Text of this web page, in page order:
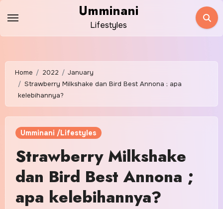
content
Umminani
Lifestyles
Home 2022
January
Strawberry Milkshake dan Bird Best Annona ; apa
kelebihannya?
Umminani /Lifestyles
Strawberry Milkshake
dan Bird Best Annona ;
apa kelebihannya?